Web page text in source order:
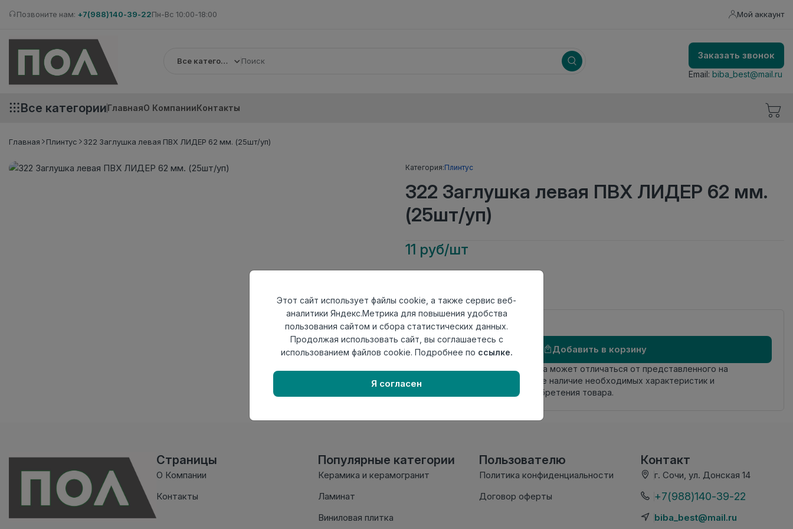
Позвоните нам: +7(988)140-39-22Пн-Вс 10:00-18:00 Мой аккаунт
Все категории
Заказать звонок
Email: biba_best@mail.ru
Все категорииГлавнаяО КомпанииКонтакты
Главная Плинтус 322 Заглушка левая ПВХ ЛИДЕР 62 мм. (25шт/уп)
Категория:Плинтус
322 Заглушка левая ПВХ ЛИДЕР 62 мм.
(25шт/уп)
11 руб/шт
Материал
ПВХ
Осталось45 шт
Добавить в корзину
Внимание! Внешний вид товара может отличаться от представленного на
настоящем сайте. Проверяйте наличие необходимых характеристик и
комплектации в момент приобретения товара.
Страницы
О Компании
Контакты
Популярные категории
Керамика и керамогранит
Ламинат
Виниловая плитка
Пользователю
Политика конфиденциальности
Договор оферты
Контакт
г. Сочи, ул. Донская 14
+7(988)140-39-22
biba_best@mail.ru
Этот сайт использует файлы cookie, а также сервис веб-
аналитики Яндекс.Метрика для повышения удобства
пользования сайтом и сбора статистических данных.
Продолжая использовать сайт, вы соглашаетесь с
использованием файлов cookie. Подробнее по ссылке.
Я согласен